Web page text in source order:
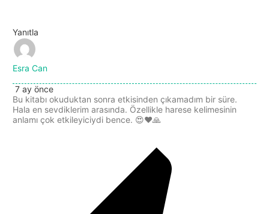
Yanıtla
Esra Can
7 ay önce
Bu kitabı okuduktan sonra etkisinden çıkamadım bir süre.
Hala en sevdiklerim arasında. Özellikle harese kelimesinin
anlamı çok etkileyiciydi bence. 😍❤️🙏